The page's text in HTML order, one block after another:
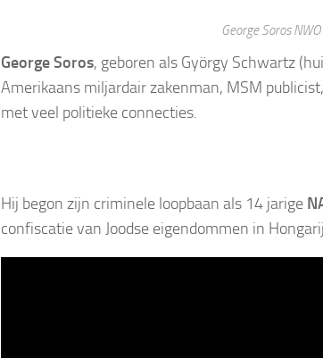
George Soros
George Soros, geboren als György Schwartz
Amerikaans miljardair zakenman, MSM
met veel politieke connecties.
Hij begon zijn criminele loopbaan als 14 jarige
confiscatie van Joodse eigendommen in